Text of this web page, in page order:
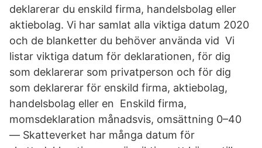
deklarerar du enskild firma, handelsbolag eller
aktiebolag. Vi har samlat alla viktiga datum 2020
och de blanketter du behöver använda vid Vi
listar viktiga datum för deklarationen, för dig
som deklarerar som privatperson och för dig
som deklarerar för enskild firma, aktiebolag,
handelsbolag eller en Enskild firma,
momsdeklaration månadsvis, omsättning 0–40
— Skatteverket har många datum för